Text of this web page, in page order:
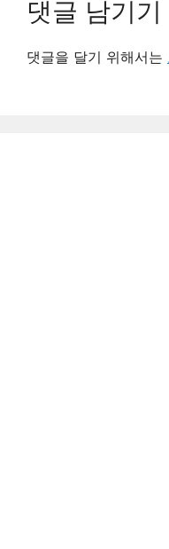
댓글 남기기
댓글을 달기 위해서는